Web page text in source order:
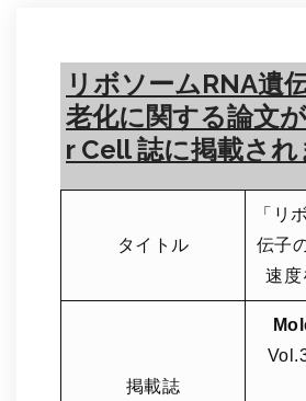
リボソームRNA遺
老化に関する論文
r Cell 誌に掲載され
タイトル
「リ
伝子
速度
掲載誌